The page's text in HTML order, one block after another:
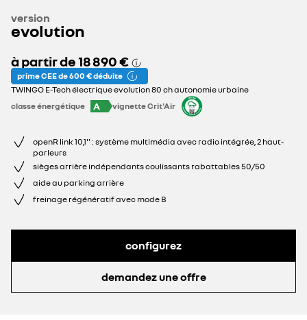
version
evolution
à partir de18 890 €
prime CEE de 600 € déduite
TWINGO E-Tech électrique evolution 80 ch autonomie urbaine
classe énergétique
A vignette Crit'Air
openR link 10,1'' : système multimédia avec radio intégrée, 2 haut-
parleurs
sièges arrière indépendants coulissants rabattables 50/50
aide au parking arrière
freinage régénératif avec mode B
configurez
demandez une offre